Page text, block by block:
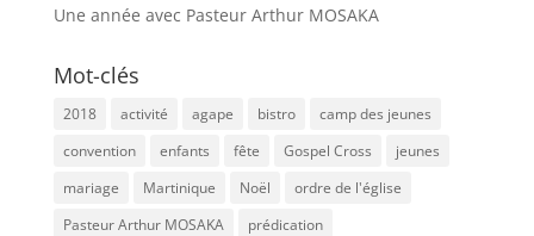
Une année avec Pasteur Arthur MOSAKA
Mot-clés
2018 activité agape bistro
camp des jeunes
convention
enfants fête Gospel Cross
jeunes
mariage
Martinique Noël
ordre de l'église
Pasteur Arthur MOSAKA
prédication